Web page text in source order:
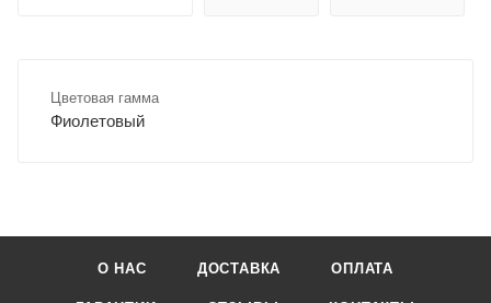
Цветовая гамма
Фиолетовый
О НАС ДОСТАВКА ОПЛАТА